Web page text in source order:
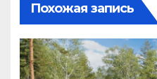
Похожая запись